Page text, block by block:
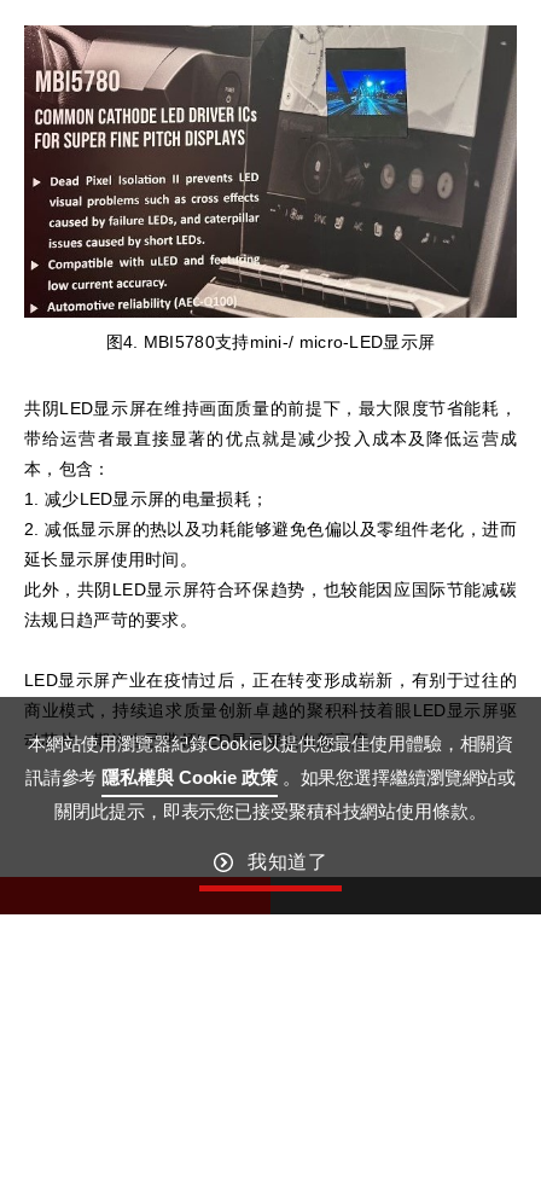
图4. MBI5780支持mini-/ micro-LED显示屏
共阴LED显示屏在维持画面质量的前提下，最大限度节省能耗，
带给运营者最直接显著的优点就是减少投入成本及降低运营成
本，包含：
1. 减少LED显示屏的电量损耗；
2. 减低显示屏的热以及功耗能够避免色偏以及零组件老化，进而
延长显示屏使用时间。
此外，共阴LED显示屏符合环保趋势，也较能因应国际节能减碳
法规日趋严苛的要求。
LED显示屏产业在疫情过后，正在转变形成崭新，有别于过往的
商业模式，持续追求质量创新卓越的聚积科技着眼LED显示屏驱
动芯片，期许自己带领LED显示屏走向新高度。
本網站使用瀏覽器紀錄Cookie以提供您最佳使用體驗，相關資
訊請參考 隱私權與 Cookie 政策 。如果您選擇繼續瀏覽網站或
關閉此提示，即表示您已接受聚積科技網站使用條款。
我知道了